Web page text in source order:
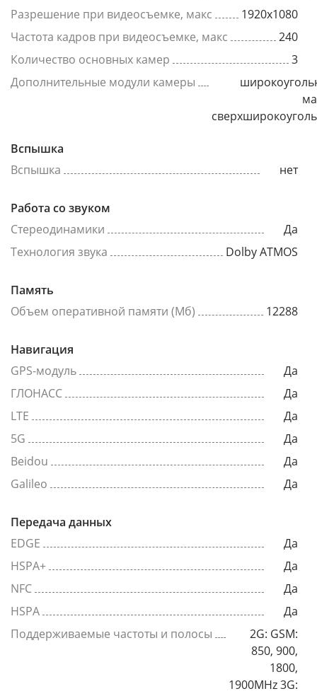
Разрешение при видеосъемке, макс
1920x1080
Частота кадров при видеосъемке, макс
240
Количество основных камер
3
Дополнительные модули камеры
Вспышка
Вспышка
нет
Работа со звуком
Стереодинамики
Да
Технология звука
Dolby ATMOS
Память
Объем оперативной памяти (Мб)
12288
Навигация
GPS-модуль
Да
ГЛОНАСС
Да
LTE
Да
5G
Да
Beidou
Да
Galileo
Да
Передача данных
EDGE
Да
HSPA+
Да
NFC
Да
HSPA
Да
Поддерживаемые частоты и полосы
2G: GSM:
850, 900,
1800,
1900MHz 3G: